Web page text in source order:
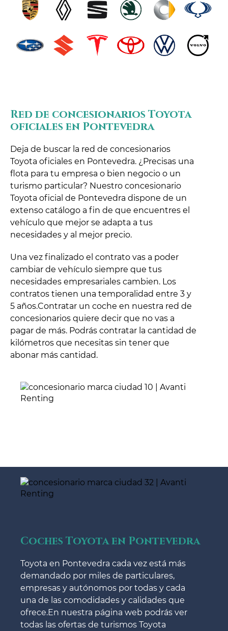
Red de concesionarios Toyota
oficiales en Pontevedra
Deja de buscar la red de concesionarios
Toyota oficiales en Pontevedra. ¿Precisas una
flota para tu empresa o bien negocio o un
turismo particular? Nuestro concesionario
Toyota oficial de Pontevedra dispone de un
extenso catálogo a fin de que encuentres el
vehículo que mejor se adapta a tus
necesidades y al mejor precio.
Una vez finalizado el contrato vas a poder
cambiar de vehículo siempre que tus
necesidades empresariales cambien. Los
contratos tienen una temporalidad entre 3 y
5 años.Contratar un coche en nuestra red de
concesionarios quiere decir que no vas a
pagar de más. Podrás contratar la cantidad de
kilómetros que necesitas sin tener que
abonar más cantidad.
Coches Toyota en Pontevedra
Toyota en Pontevedra cada vez está más
demandado por miles de particulares,
empresas y autónomos por todas y cada
una de las comodidades y calidades que
ofrece.En nuestra página web podrás ver
todas las ofertas de turismos Toyota